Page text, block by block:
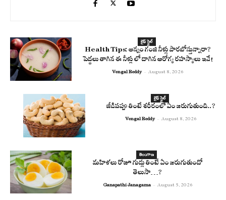
లైఫ్ స్టైల్
Health Tips: అన్నం గంజి నీళ్లు పారబోస్తున్నారా?
పెద్దలు తాగిన ఈ నీళ్లు లో దాగిన ఆరోగ్య రహస్యాలు ఇవే!
Vengal Reddy - August 8, 2026
లైఫ్ స్టైల్
జీడిపప్పు తింటే శరీరంలో ఏం జరుగుతుంది..?
Vengal Reddy - August 8, 2026
తెలంగాణ
మహిళలు రోజూ గుడ్లు తింటే ఏం జరుగుతుందో
తెలుసా…?
Ganapathi Janagama - August 5, 2026